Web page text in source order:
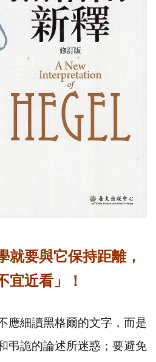
就要與它保持距離，
宜近看」！
應細讀黑格爾的文字，而是
弔詭的論述所迷惑；要避免